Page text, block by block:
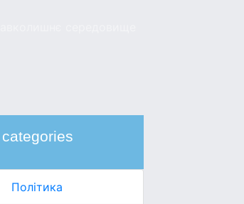
categories
Політика